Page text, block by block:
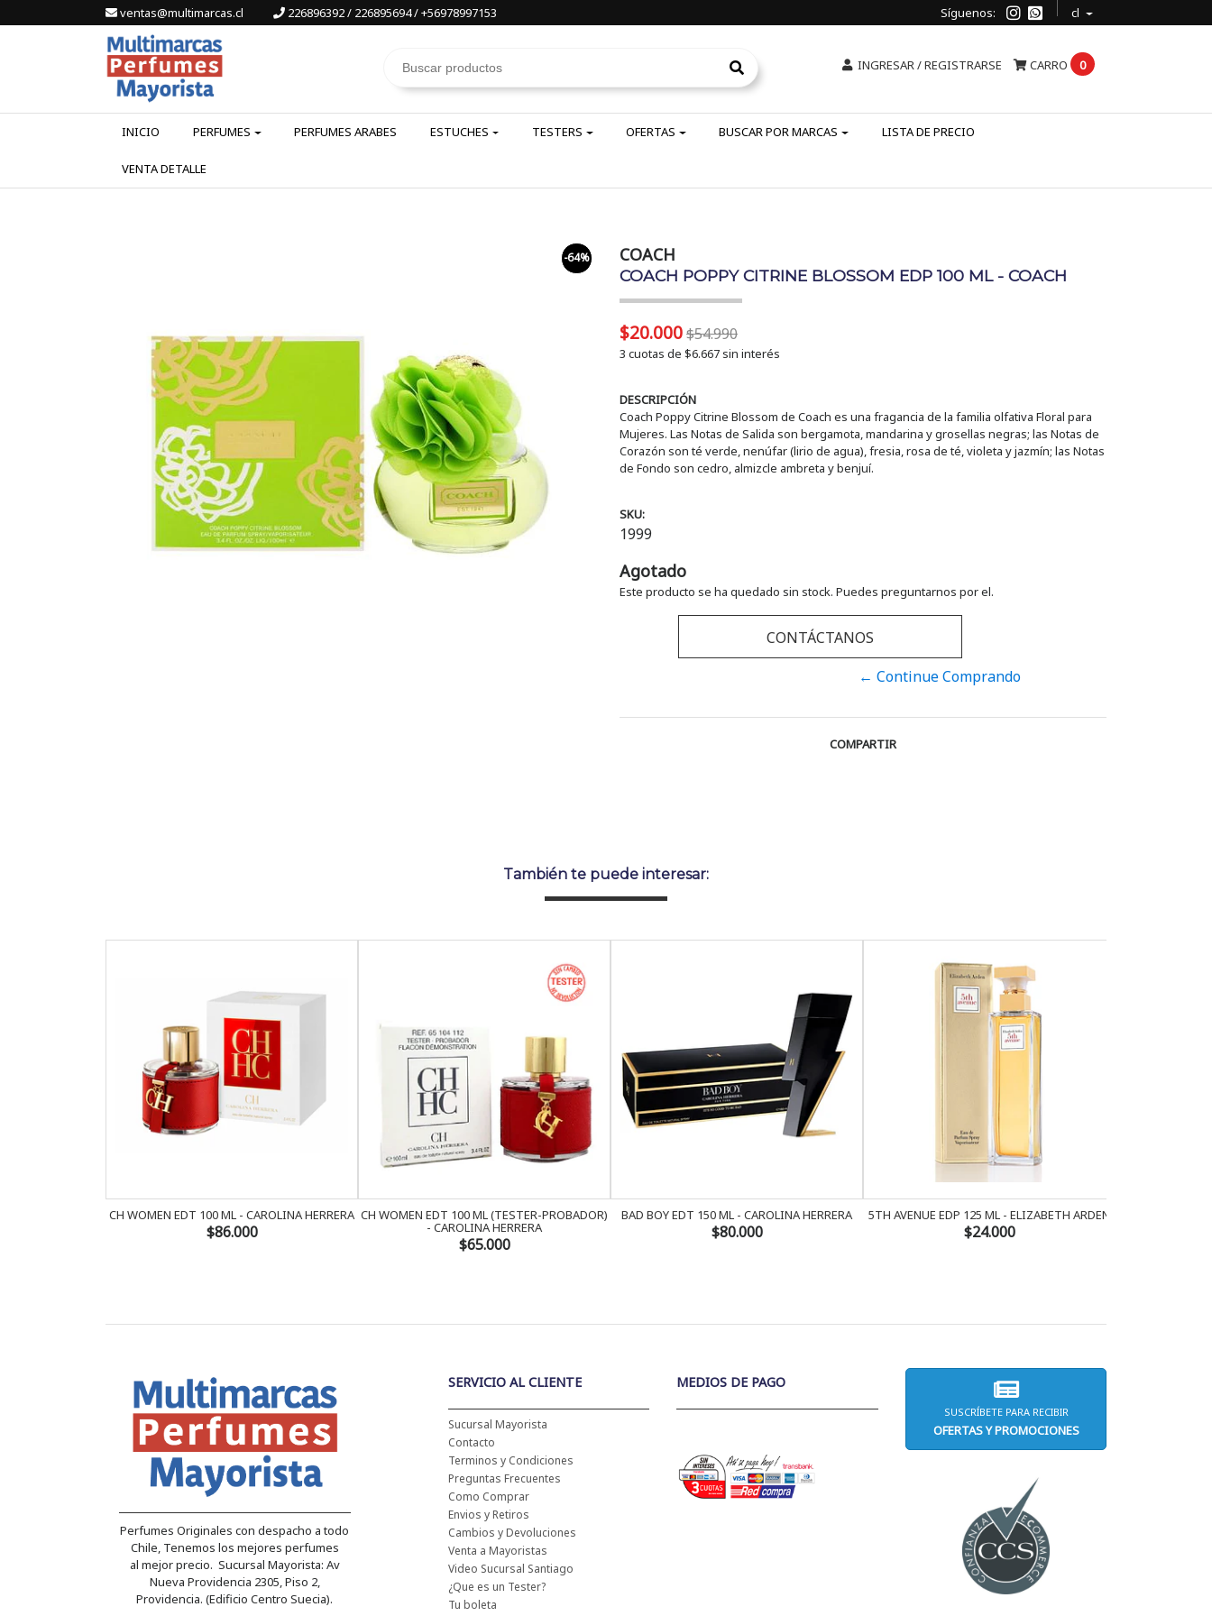
ventas@multimarcas.cl 226896392 / 226895694 / +56978997153 Síguenos: cl
CARRO 0
INGRESAR / REGISTRARSE
INICIO PERFUMES PERFUMES ARABES ESTUCHES TESTERS OFERTAS BUSCAR POR MARCAS LISTA DE PRECIO
VENTA DETALLE
-64% COACH
COACH POPPY CITRINE BLOSSOM EDP 100 ML - COACH
$20.000$54.990
3 cuotas de $6.667sin interés
DESCRIPCIÓN
Coach Poppy Citrine Blossom de Coach es una fragancia de la familia olfativa Floral para
Mujeres. Las Notas de Salida son bergamota, mandarina y grosellas negras; las Notas de
Corazón son té verde, nenúfar (lirio de agua), fresia, rosa de té, violeta y jazmín; las Notas
de Fondo son cedro, almizcle ambreta y benjuí.
SKU:
1999
Agotado
Este producto se ha quedado sin stock. Puedes preguntarnos por el.
CONTÁCTANOS
← Continue Comprando
COMPARTIR
También te puede interesar:
CH WOMEN EDT 100 ML - CAROLINA HERRERA
$86.000
CH WOMEN EDT 100 ML (TESTER-PROBADOR)
- CAROLINA HERRERA
$65.000
BAD BOY EDT 150 ML - CAROLINA HERRERA
$80.000
5TH AVENUE EDP 125 ML - ELIZABETH ARDEN
$24.000
Perfumes Originales con despacho a todo
Chile, Tenemos los mejores perfumes
al mejor precio. Sucursal Mayorista: Av
Nueva Providencia 2305, Piso 2,
Providencia. (Edificio Centro Suecia).
SERVICIO AL CLIENTE
Sucursal Mayorista
Contacto
Terminos y Condiciones
Preguntas Frecuentes
Como Comprar
Envios y Retiros
Cambios y Devoluciones
Venta a Mayoristas
Video Sucursal Santiago
¿Que es un Tester?
Tu boleta
MEDIOS DE PAGO
SUSCRÍBETE PARA RECIBIR
OFERTAS Y PROMOCIONES